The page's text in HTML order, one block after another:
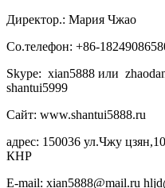
Директор.: Мария Чжао
Со.телефон: +86-
Skype: xian5888 или
shantui5999
Сайт: www.shantui5888.ru
адрес: 150036 ул.Чжу
КНР
E-mail: xian5888@mail.ru